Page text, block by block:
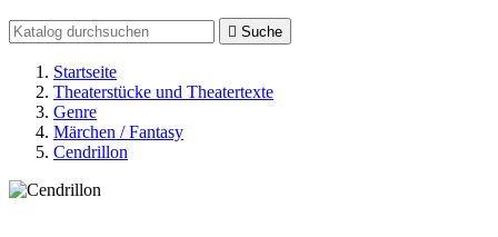
 Suche
Startseite
Theaterstücke und Theatertexte
Genre
Märchen / Fantasy
Cendrillon